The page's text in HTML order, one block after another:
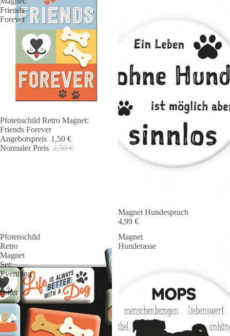
Friends
Forever
Ausverkauft
Pfotenschild Retro Magnet:
Friends Forever
Angebotspreis 1,50 €
Normaler Preis 2,50 €
Magnet Hundespruch
4,99 €
Pfotenschild
Retro
Magnet
Set:
Everthing
is
better
Magnet
Hunderasse